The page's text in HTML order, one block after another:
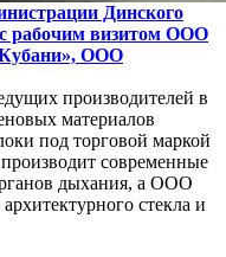
Динского
рабочим визитом ООО
Кубани», ООО
производителей в
материалов
под торговой маркой
современные
дыхания, а ООО
стекла и